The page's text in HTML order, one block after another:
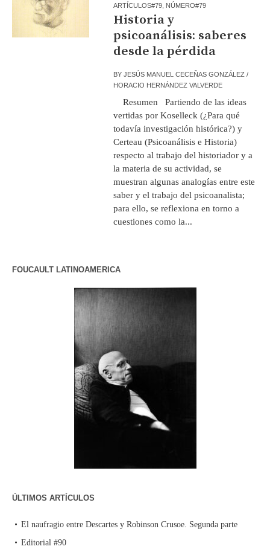
ARTÍCULOS#79 NÚMERO#79
Historia y
psicoanálisis: saberes
desde la pérdida
BYJESÚS MANUEL CECEÑAS GONZÁLEZ /
HORACIO HERNÁNDEZ VALVERDE
Resumen Partiendo de las ideas
vertidas por Koselleck (¿Para qué
todavía investigación histórica?) y
Certeau (Psicoanálisis e Historia)
respecto al trabajo del historiador y a
la materia de su actividad, se
muestran algunas analogías entre este
saber y el trabajo del psicoanalista;
para ello, se reflexiona en torno a
cuestiones como la...
FOUCAULT LATINOAMERICA
ÚLTIMOS ARTÍCULOS
El naufragio entre Descartes y Robinson Crusoe. Segunda parte
Editorial #90